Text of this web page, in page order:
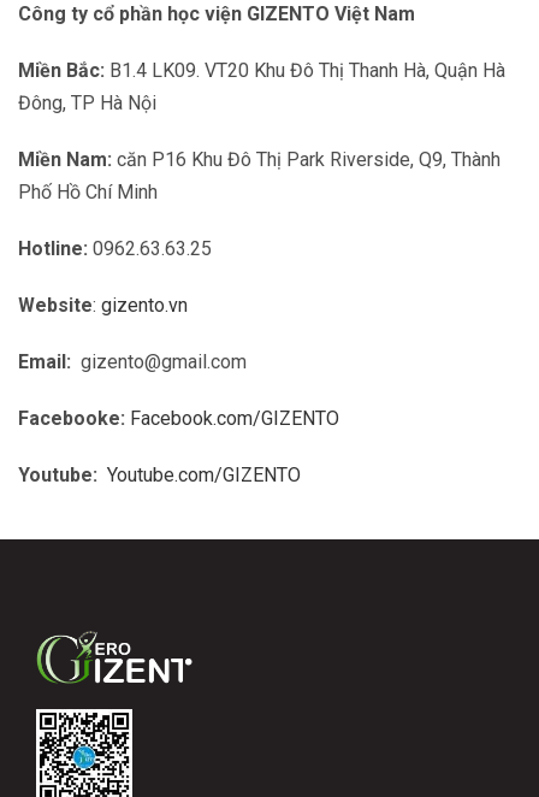
Công ty cổ phần học viện GIZENTO Việt Nam
Miền Bắc: B1.4 LK09. VT20 Khu Đô Thị Thanh Hà, Quận Hà
Đông, TP Hà Nội
Miền Nam: căn P16 Khu Đô Thị Park Riverside, Q9, Thành
Phố Hồ Chí Minh
Hotline: 0962.63.63.25
Website: gizento.vn
Email: gizento@gmail.com
Facebooke: Facebook.com/GIZENTO
Youtube: Youtube.com/GIZENTO